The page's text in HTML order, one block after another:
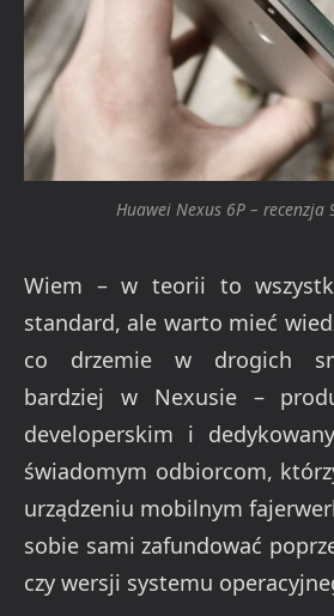
Huawei Nexus 6P – recenzja
Wiem – w teorii to
standard, ale warto mieć
co drzemie w drogich
bardziej w Nexusie –
developerskim i
świadomym odbiorcom,
urządzeniu mobilnym
sobie sami zafundować
czy wersji systemu